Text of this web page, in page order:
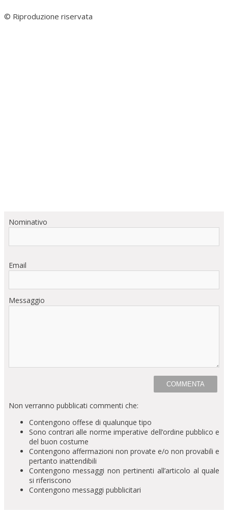
© Riproduzione riservata
Nominativo
Email
Messaggio
Non verranno pubblicati commenti che:
Contengono offese di qualunque tipo
Sono contrari alle norme imperative dell’ordine pubblico e
del buon costume
Contengono affermazioni non provate e/o non provabili e
pertanto inattendibili
Contengono messaggi non pertinenti all’articolo al quale
si riferiscono
Contengono messaggi pubblicitari